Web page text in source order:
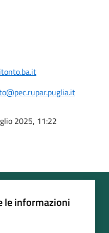
2025, 11:22
le informazioni